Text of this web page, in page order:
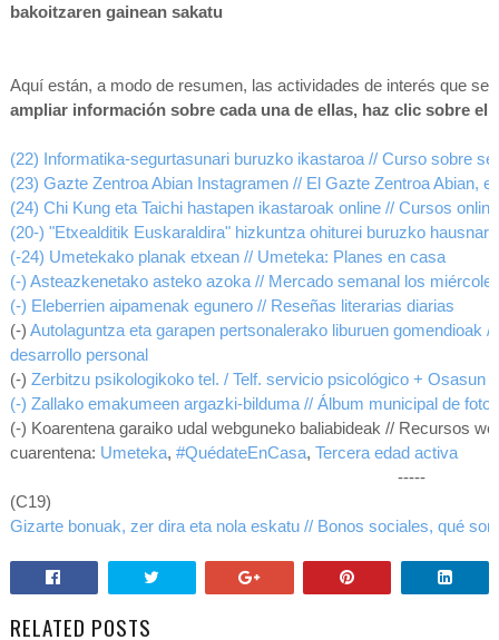
bakoitzaren gainean sakatu
Aquí están, a modo de resumen, las actividades de interés que
ampliar información sobre cada una de ellas, haz clic sobre el
(22) Informatika-segurtasunari buruzko ikastaroa // Curso sobre
(23) Gazte Zentroa Abian Instagramen // El Gazte Zentroa Abian,
(24) Chi Kung eta Taichi hastapen ikastaroak online // Cursos
(20-) "Etxealditik Euskaraldira" hizkuntza ohiturei buruzko
(-24) Umetekako planak etxean // Umeteka: Planes en casa
(-) Asteazkenetako asteko azoka // Mercado semanal los
(-) Eleberrien aipamenak egunero // Reseñas literarias diarias
(-) Autolaguntza eta garapen pertsonalerako liburuen gomendioak
desarrollo personal
(-) Zerbitzu psikologikoko tel. / Telf. servicio psicológico + Osasun
(-) Zallako emakumeen argazki-bilduma // Álbum municipal de
(-) Koarentena garaiko udal webguneko baliabideak // Recursos
cuarentena: Umeteka, #QuédateEnCasa, Tercera edad activa
-----
(C19)
Gizarte bonuak, zer dira eta nola eskatu // Bonos sociales, qué
RELATED POSTS